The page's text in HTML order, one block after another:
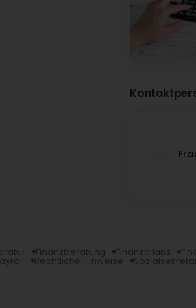
Finanzberatung Finanzbilanz
Rechtliche Hinweise